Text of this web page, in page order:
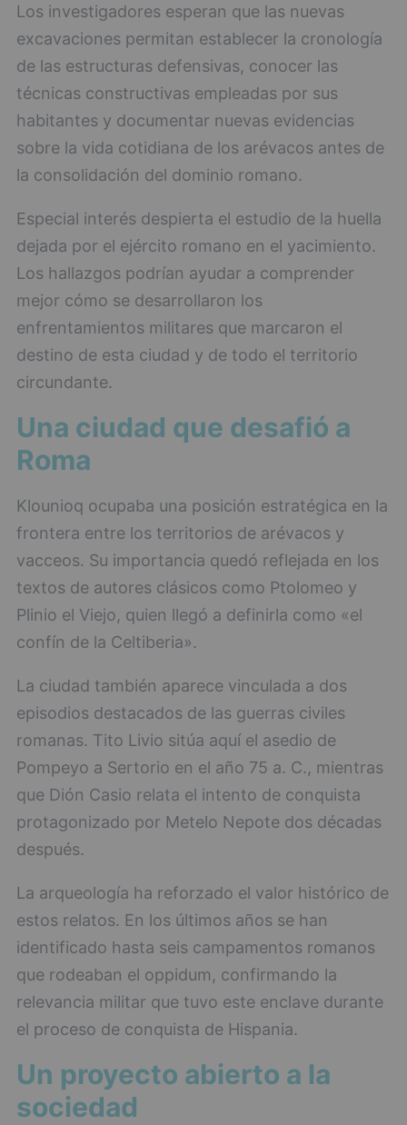
Los investigadores esperan que las nuevas
excavaciones permitan establecer la cronología
de las estructuras defensivas, conocer las
técnicas constructivas empleadas por sus
habitantes y documentar nuevas evidencias
sobre la vida cotidiana de los arévacos antes de
la consolidación del dominio romano.
Especial interés despierta el estudio de la huella
dejada por el ejército romano en el yacimiento.
Los hallazgos podrían ayudar a comprender
mejor cómo se desarrollaron los
enfrentamientos militares que marcaron el
destino de esta ciudad y de todo el territorio
circundante.
Una ciudad que desafió a
Roma
Klounioq ocupaba una posición estratégica en la
frontera entre los territorios de arévacos y
vacceos. Su importancia quedó reflejada en los
textos de autores clásicos como Ptolomeo y
Plinio el Viejo, quien llegó a definirla como «el
confín de la Celtiberia».
La ciudad también aparece vinculada a dos
episodios destacados de las guerras civiles
romanas. Tito Livio sitúa aquí el asedio de
Pompeyo a Sertorio en el año 75 a. C., mientras
que Dión Casio relata el intento de conquista
protagonizado por Metelo Nepote dos décadas
después.
La arqueología ha reforzado el valor histórico de
estos relatos. En los últimos años se han
identificado hasta seis campamentos romanos
que rodeaban el oppidum, confirmando la
relevancia militar que tuvo este enclave durante
el proceso de conquista de Hispania.
Un proyecto abierto a la
sociedad